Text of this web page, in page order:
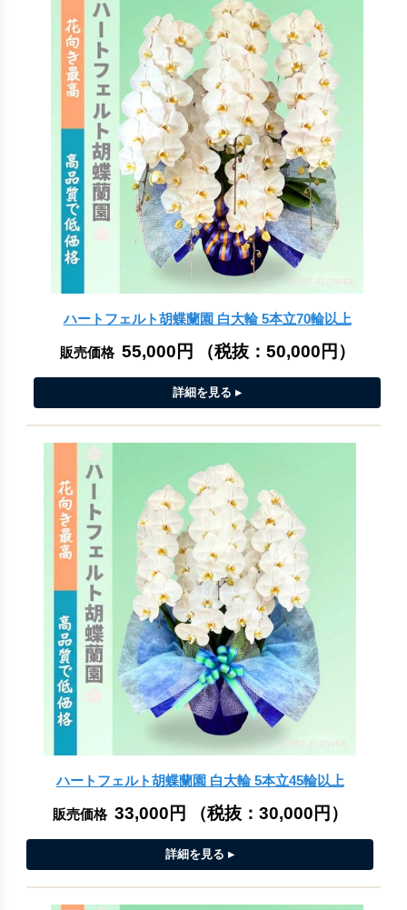
ハートフェルト胡蝶蘭園 白大輪 5本立70輪以上
販売価格 55,000円 （税抜： 50,000円 ）
ハートフェルト胡蝶蘭園 白大輪 5本立45輪以上
販売価格 33,000円 （税抜： 30,000円 ）